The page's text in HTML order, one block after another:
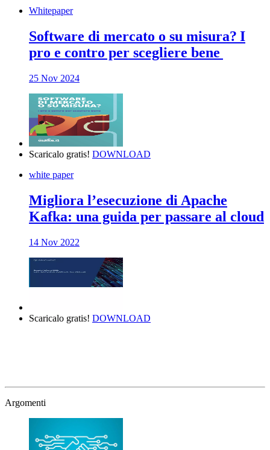
Whitepaper
Software di mercato o su misura? I
pro e contro per scegliere bene
25 Nov 2024
Scaricalo gratis! DOWNLOAD
white paper
Migliora l’esecuzione di Apache
Kafka: una guida per passare al cloud
14 Nov 2022
Scaricalo gratis! DOWNLOAD
Argomenti